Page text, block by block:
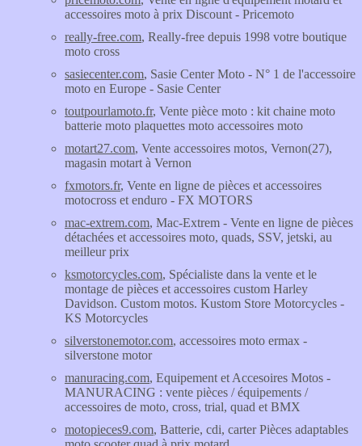
accessoires moto à prix Discount - Pricemoto
really-free.com, Really-free depuis 1998 votre boutique
moto cross
sasiecenter.com, Sasie Center Moto - N° 1 de l'accessoire
moto en Europe - Sasie Center
toutpourlamoto.fr, Vente pièce moto : kit chaine moto
batterie moto plaquettes moto accessoires moto
motart27.com, Vente accessoires motos, Vernon(27),
magasin motart à Vernon
fxmotors.fr, Vente en ligne de pièces et accessoires
motocross et enduro - FX MOTORS
mac-extrem.com, Mac-Extrem - Vente en ligne de pièces
détachées et accessoires moto, quads, SSV, jetski, au
meilleur prix
ksmotorcycles.com, Spécialiste dans la vente et le
montage de pièces et accessoires custom Harley
Davidson. Custom motos. Kustom Store Motorcycles -
KS Motorcycles
silverstonemotor.com, accessoires moto ermax -
silverstone motor
manuracing.com, Equipement et Accesoires Motos -
MANURACING : vente pièces / équipements /
accessoires de moto, cross, trial, quad et BMX
motopieces9.com, Batterie, cdi, carter Pièces adaptables